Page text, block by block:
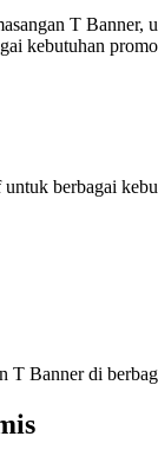
T
kebutuhan
berbagai
Banner di